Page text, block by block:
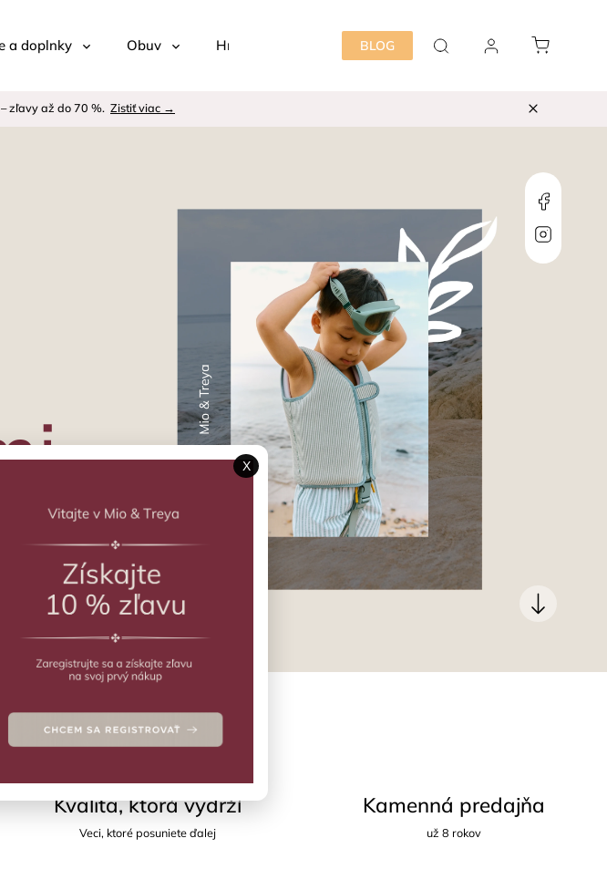
BLOG
a doplnky Obuv Hračky Detská izba Starostlivosť
zľavy až do 70 %. Zistiť viac →
Kvalita, ktorá vydrží
Veci, ktoré posuniete ďalej
Kamenná predajňa
už 8 rokov
X